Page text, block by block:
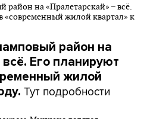
район на
Его планируют
жилой
Тут подробности